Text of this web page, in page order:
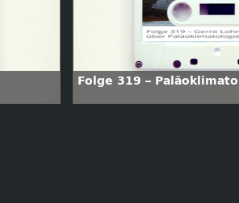
Folge 319 –